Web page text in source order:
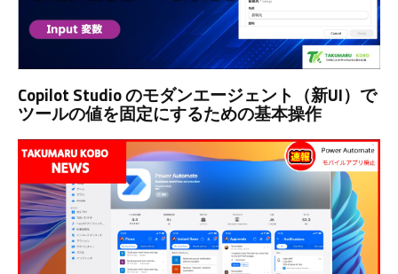
Copilot Studio のモダンエージェント（新UI）で
ツールの値を固定にするための基本操作